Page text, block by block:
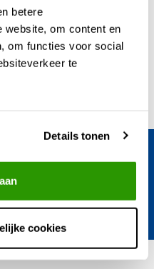
betere
website, om content en
om functies voor social
te
Details tonen
cookies
Verstuur